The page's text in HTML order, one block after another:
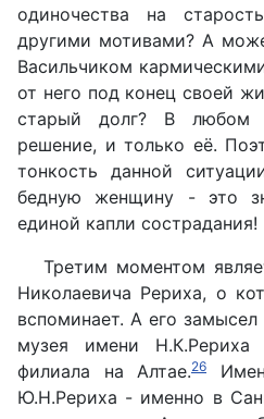
одиночества на
другими мотивами? А
Васильчиком
от него под конец своей
старый долг? В любом
решение, и только её.
тонкость данной
бедную женщину - это
единой капли сострадания!
Третим моментом
Николаевича Рериха, о
вспоминает. А его
музея имени
филиала на Алтае.26
Ю.Н.Рериха - именно в